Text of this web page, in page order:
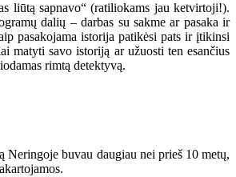
liūtą sapnavo“ (ratiliokams jau ketvirtoji!).
dalių – darbas su sakme ar pasaka ir
pasakojama istorija patikėsi pats ir įtikinsi
matyti savo istoriją ar užuosti ten esančius
rimtą detektyvą.
buvau daugiau nei prieš 10 metų,